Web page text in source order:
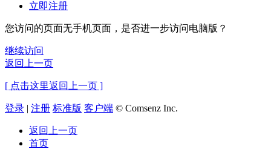
立即注册
您访问的页面无手机页面，是否进一步访问电脑版？
继续访问
返回上一页
[ 点击这里返回上一页 ]
登录 | 注册 标准版 客户端 © Comsenz Inc.
返回上一页
首页